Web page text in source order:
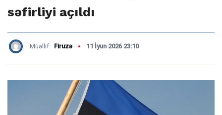
səfirliyi açıldı
Müəllif: Firuzə 11 İyun 2026 23:10